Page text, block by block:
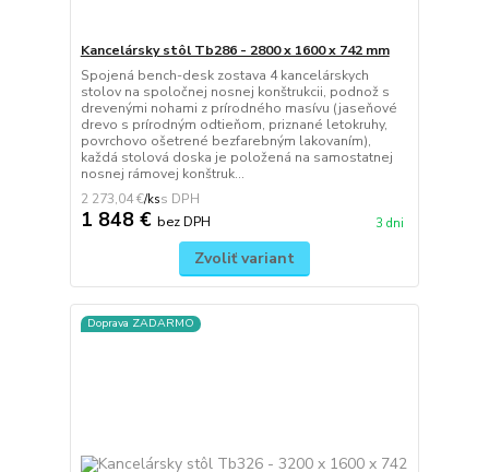
Kancelársky stôl Tb286 - 2800 x 1600 x 742 mm
Spojená bench-desk zostava 4 kancelárskych
stolov na spoločnej nosnej konštrukcii, podnož s
drevenými nohami z prírodného masívu (jaseňové
drevo s prírodným odtieňom, priznané letokruhy,
povrchovo ošetrené bezfarebným lakovaním),
každá stolová doska je položená na samostatnej
nosnej rámovej konštruk...
2 273,04 €/ks
1 848 € bez DPH 3 dni
Zvoliť variant
Doprava ZADARMO